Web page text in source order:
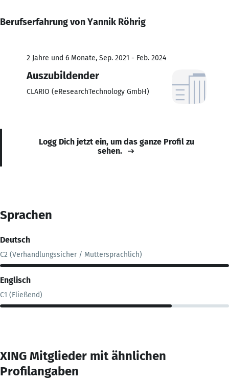
Berufserfahrung von Yannik Röhrig
2 Jahre und 6 Monate, Sep. 2021 - Feb. 2024
Auszubildender
CLARIO (eResearchTechnology GmbH)
Logg Dich jetzt ein, um das ganze Profil zu
sehen.
Sprachen
Deutsch
C2 (Verhandlungssicher / Muttersprachlich)
Englisch
C1 (Fließend)
XING Mitglieder mit ähnlichen
Profilangaben